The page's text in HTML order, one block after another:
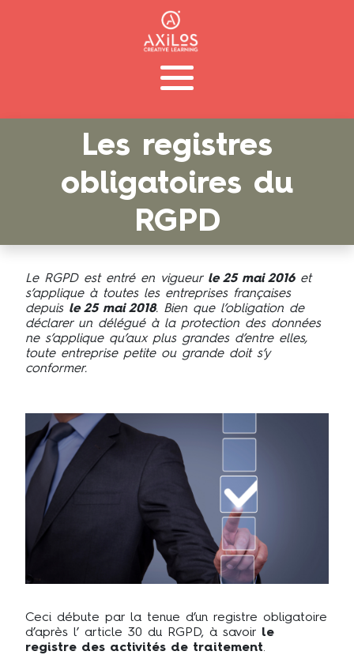
Les registres
obligatoires du
RGPD
Le RGPD est entré en vigueur le 25 mai 2016et
s’applique à toutes les entreprises françaises
depuis le 25 mai 2018. Bien que l’obligation de
déclarer un délégué à la protection des données
ne s’applique qu’aux plus grandes d’entre elles,
toute entreprise petite ou grande doit s’y
conformer.
Ceci débute par la tenue d’un registre obligatoire
d’après l’ article 30 du RGPD, à savoir le
registre des activités de traitement.